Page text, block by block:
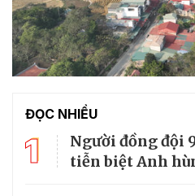
ĐỌC NHIỀU
1
Người đồng đội
tiễn biệt Anh